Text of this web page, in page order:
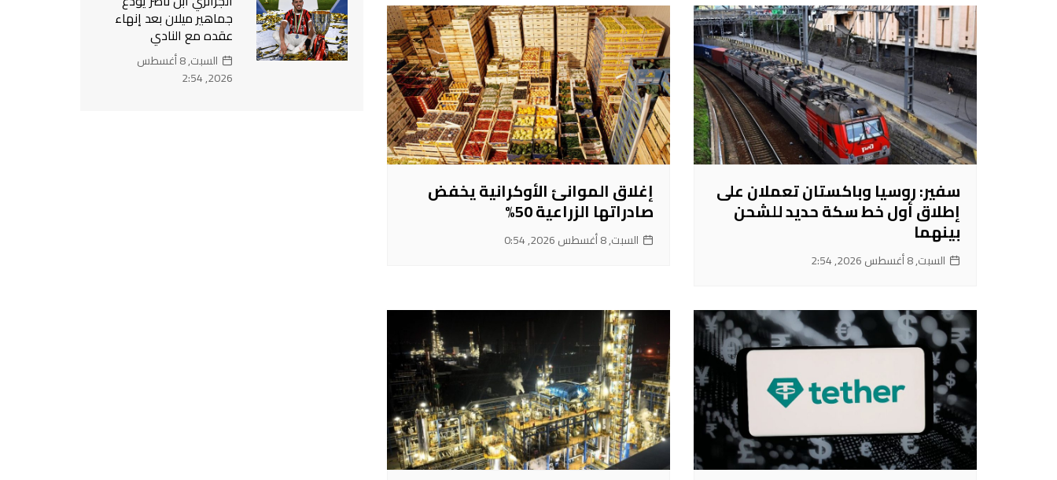
سفير: روسيا وباكستان تعملان على
إطلاق أول خط سكة حديد للشحن
بينهما
السبت, 8 أغسطس 2026, 2:54
إغلاق الموانئ الأوكرانية يخفض
صادراتها الزراعية 50%
السبت, 8 أغسطس 2026, 0:54
جماهير ميلان بعد إنهاء
عقده مع النادي
السبت, 8 أغسطس
2026, 2:54